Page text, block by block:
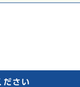
ださい